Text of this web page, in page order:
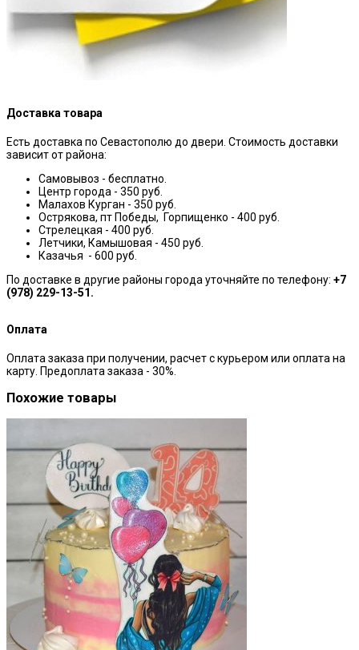
Доставка товара
Есть доставка по Севастополю до двери. Стоимость доставки
зависит от района:
Самовывоз - бесплатно.
Центр города - 350 руб.
Малахов Курган - 350 руб.
Острякова, пт Победы, Горпищенко - 400 руб.
Стрелецкая - 400 руб.
Летчики, Камышовая - 450 руб.
Казачья - 600 руб.
По доставке в другие районы города уточняйте по телефону: +7
(978) 229-13-51.
Оплата
Оплата заказа при получении, расчет с курьером или оплата на
карту. Предоплата заказа - 30%.
Похожие товары